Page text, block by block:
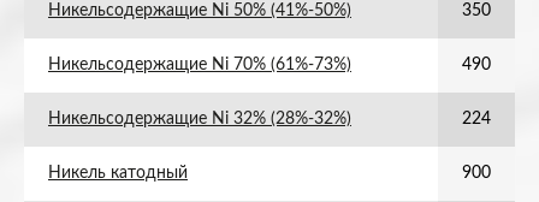
Никельсодержащие Ni 50% (41%-50%) 350
Никельсодержащие Ni 70% (61%-73%) 490
Никельсодержащие Ni 32% (28%-32%) 224
Никель катодный 900